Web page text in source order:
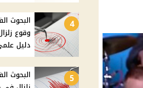
4
البحوث
دليل
5
البحوث